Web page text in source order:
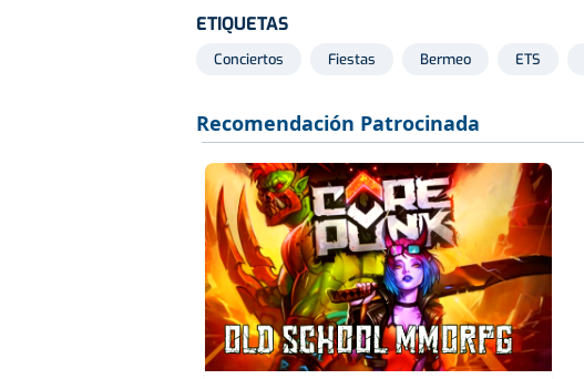
ETIQUETAS
Conciertos Fiestas Bermeo ETS